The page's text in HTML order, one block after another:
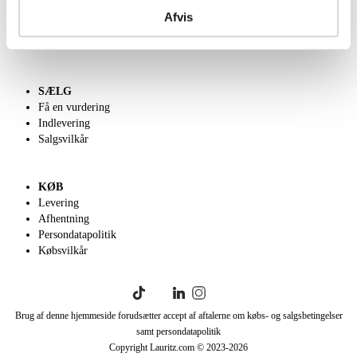
Afvis
SÆLG
Få en vurdering
Indlevering
Salgsvilkår
KØB
Levering
Afhentning
Persondatapolitik
Købsvilkår
Brug af denne hjemmeside forudsætter accept af aftalerne om købs- og salgsbetingelser
samt persondatapolitik
Copyright Lauritz.com © 2023-2026